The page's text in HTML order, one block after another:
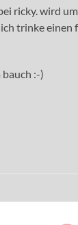
ricky. wird
trinke einen
:-)